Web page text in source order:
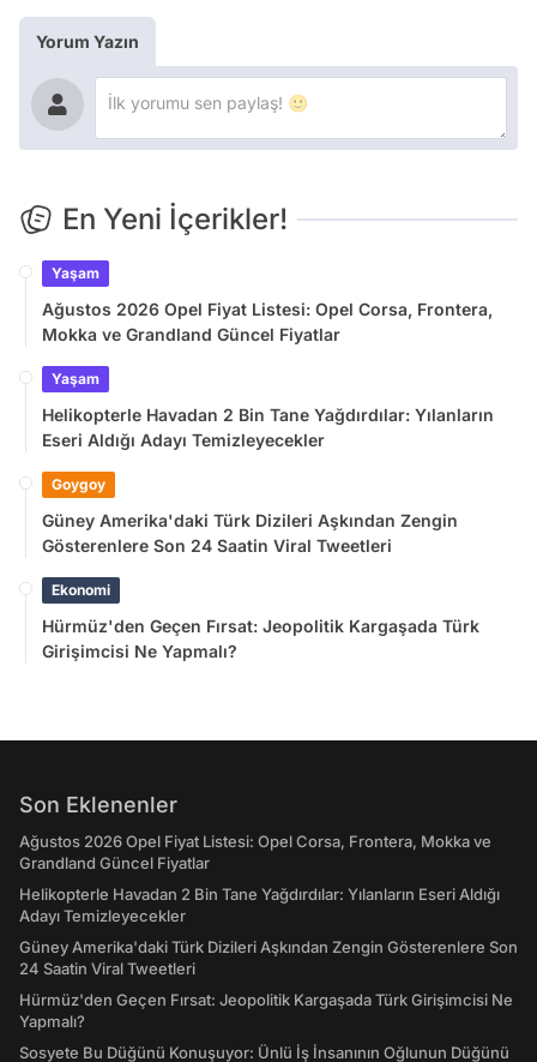
Yorum Yazın
En Yeni İçerikler!
Yaşam
Ağustos 2026 Opel Fiyat Listesi: Opel Corsa, Frontera,
Mokka ve Grandland Güncel Fiyatlar
Yaşam
Helikopterle Havadan 2 Bin Tane Yağdırdılar: Yılanların
Eseri Aldığı Adayı Temizleyecekler
Goygoy
Güney Amerika'daki Türk Dizileri Aşkından Zengin
Gösterenlere Son 24 Saatin Viral Tweetleri
Ekonomi
Hürmüz'den Geçen Fırsat: Jeopolitik Kargaşada Türk
Girişimcisi Ne Yapmalı?
Son Eklenenler
Ağustos 2026 Opel Fiyat Listesi: Opel Corsa, Frontera, Mokka ve
Grandland Güncel Fiyatlar
Helikopterle Havadan 2 Bin Tane Yağdırdılar: Yılanların Eseri Aldığı
Adayı Temizleyecekler
Güney Amerika'daki Türk Dizileri Aşkından Zengin Gösterenlere Son
24 Saatin Viral Tweetleri
Hürmüz'den Geçen Fırsat: Jeopolitik Kargaşada Türk Girişimcisi Ne
Yapmalı?
Sosyete Bu Düğünü Konuşuyor: Ünlü İş İnsanının Oğlunun Düğünü